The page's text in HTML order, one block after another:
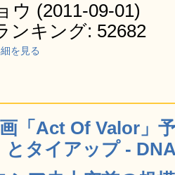
ウ (2011-09-01)
ンキング: 52682
を見る
「Act Of Valor」
とタイアップ -